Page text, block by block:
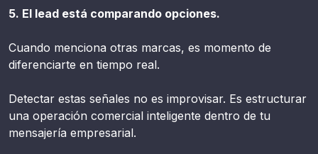
5. El lead está comparando opciones.
Cuando menciona otras marcas, es momento de
diferenciarte en tiempo real.
Detectar estas señales no es improvisar. Es estructurar
una operación comercial inteligente dentro de tu
mensajería empresarial.